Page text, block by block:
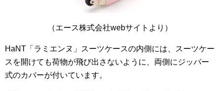
（エース株式会社webサイトより）
HaNT「ラミエンヌ」スーツケースの内側には、スーツケー
スを開けても荷物が飛び出さないように、両側にジッパー
式のカバーが付いています。